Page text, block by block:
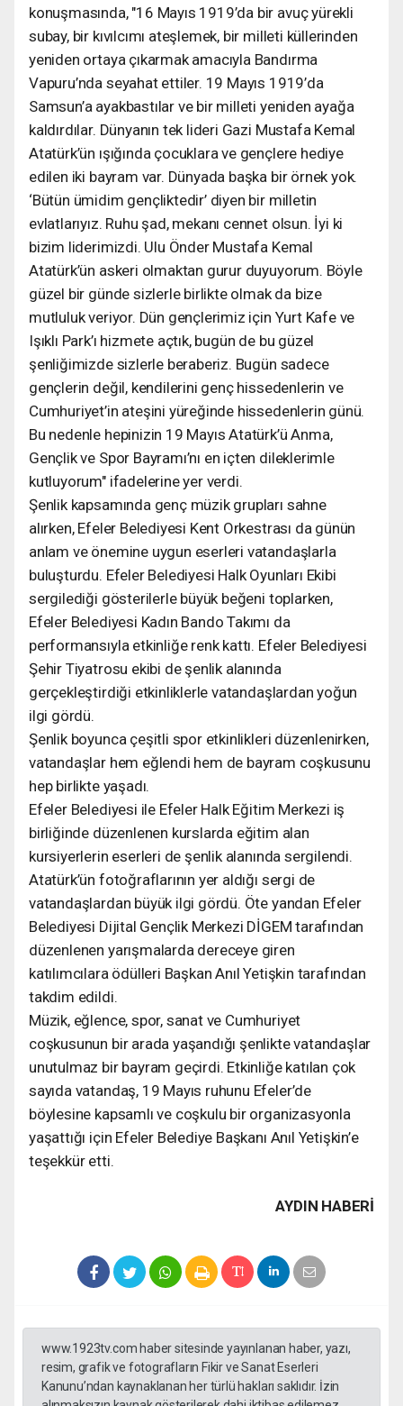
konuşmasında, "16 Mayıs 1919’da bir avuç yürekli
subay, bir kıvılcımı ateşlemek, bir milleti küllerinden
yeniden ortaya çıkarmak amacıyla Bandırma
Vapuru’nda seyahat ettiler. 19 Mayıs 1919’da
Samsun’a ayakbastılar ve bir milleti yeniden ayağa
kaldırdılar. Dünyanın tek lideri Gazi Mustafa Kemal
Atatürk’ün ışığında çocuklara ve gençlere hediye
edilen iki bayram var. Dünyada başka bir örnek yok.
‘Bütün ümidim gençliktedir’ diyen bir milletin
evlatlarıyız. Ruhu şad, mekanı cennet olsun. İyi ki
bizim liderimizdi. Ulu Önder Mustafa Kemal
Atatürk’ün askeri olmaktan gurur duyuyorum. Böyle
güzel bir günde sizlerle birlikte olmak da bize
mutluluk veriyor. Dün gençlerimiz için Yurt Kafe ve
Işıklı Park’ı hizmete açtık, bugün de bu güzel
şenliğimizde sizlerle beraberiz. Bugün sadece
gençlerin değil, kendilerini genç hissedenlerin ve
Cumhuriyet’in ateşini yüreğinde hissedenlerin günü.
Bu nedenle hepinizin 19 Mayıs Atatürk’ü Anma,
Gençlik ve Spor Bayramı’nı en içten dileklerimle
kutluyorum" ifadelerine yer verdi.
Şenlik kapsamında genç müzik grupları sahne
alırken, Efeler Belediyesi Kent Orkestrası da günün
anlam ve önemine uygun eserleri vatandaşlarla
buluşturdu. Efeler Belediyesi Halk Oyunları Ekibi
sergilediği gösterilerle büyük beğeni toplarken,
Efeler Belediyesi Kadın Bando Takımı da
performansıyla etkinliğe renk kattı. Efeler Belediyesi
Şehir Tiyatrosu ekibi de şenlik alanında
gerçekleştirdiği etkinliklerle vatandaşlardan yoğun
ilgi gördü.
Şenlik boyunca çeşitli spor etkinlikleri düzenlenirken,
vatandaşlar hem eğlendi hem de bayram coşkusunu
hep birlikte yaşadı.
Efeler Belediyesi ile Efeler Halk Eğitim Merkezi iş
birliğinde düzenlenen kurslarda eğitim alan
kursiyerlerin eserleri de şenlik alanında sergilendi.
Atatürk’ün fotoğraflarının yer aldığı sergi de
vatandaşlardan büyük ilgi gördü. Öte yandan Efeler
Belediyesi Dijital Gençlik Merkezi DİGEM tarafından
düzenlenen yarışmalarda dereceye giren
katılımcılara ödülleri Başkan Anıl Yetişkin tarafından
takdim edildi.
Müzik, eğlence, spor, sanat ve Cumhuriyet
coşkusunun bir arada yaşandığı şenlikte vatandaşlar
unutulmaz bir bayram geçirdi. Etkinliğe katılan çok
sayıda vatandaş, 19 Mayıs ruhunu Efeler’de
böylesine kapsamlı ve coşkulu bir organizasyonla
yaşattığı için Efeler Belediye Başkanı Anıl Yetişkin’e
teşekkür etti.
AYDIN HABERİ
www.1923tv.com haber sitesinde yayınlanan haber, yazı,
resim, grafik ve fotografların Fikir ve Sanat Eserleri
Kanunu’ndan kaynaklanan her türlü hakları saklıdır. İzin